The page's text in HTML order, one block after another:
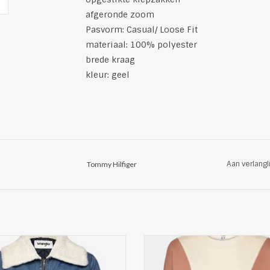
afgeronde zoom
Pasvorm: Casual/ Loose Fit
materiaal: 100% polyester
brede kraag
kleur: geel
Tommy Hilfiger Aan
Dames Denim Tussenjas van
Wrangler
jack heeft een klassiek
Mooie Dames Sweater van
comfortabele ribbandjes aan